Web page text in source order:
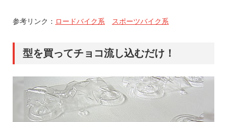
参考リンク： ロードバイク系 スポーツバイク系
型を買ってチョコ流し込むだけ！